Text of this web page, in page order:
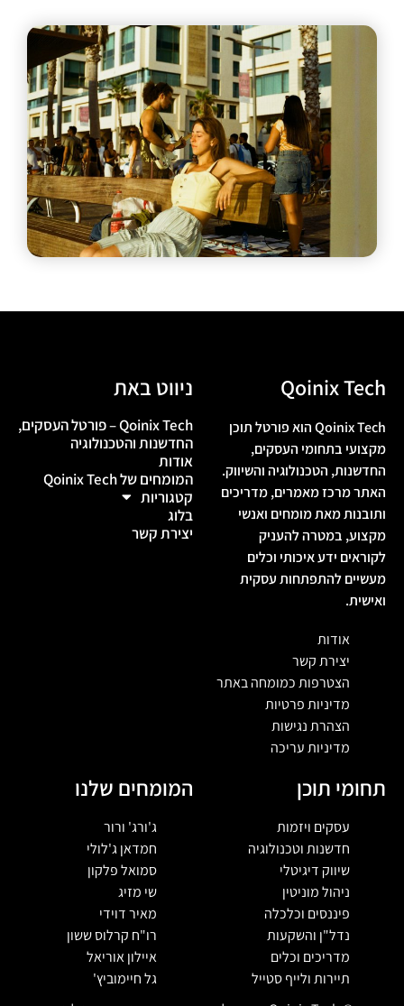
Qoinix Tech
Qoinix Tech הוא פורטל תוכן
מקצועי בתחומי העסקים,
החדשנות, הטכנולוגיה והשיווק.
האתר מרכז מאמרים, מדריכים
ותובנות מאת מומחים ואנשי
מקצוע, במטרה להעניק
לקוראים ידע איכותי וכלים
מעשיים להתפתחות עסקית
ואישית.
אודות
יצירת קשר
הצטרפות כמומחה באתר
מדיניות פרטיות
הצהרת נגישות
מדיניות עריכה
ניווט באת
Qoinix Tech – פורטל העסקים,
החדשנות והטכנולוגיה
אודות
המומחים של Qoinix Tech
קטגוריות
בלוג
יצירת קשר
תחומי תוכן
עסקים ויזמות
חדשנות וטכנולוגיה
שיווק דיגיטלי
ניהול מוניטין
פיננסים וכלכלה
נדל"ן והשקעות
מדריכים וכלים
תיירות ולייף סטייל
המומחים שלנו
ג'ורג' ורור
חמדאן ג'לולי
סמואל פלקון
שי מזיג
מאיר דוידי
רו"ח קרלוס ששון
איילון אוריאל
גל חיימוביץ'